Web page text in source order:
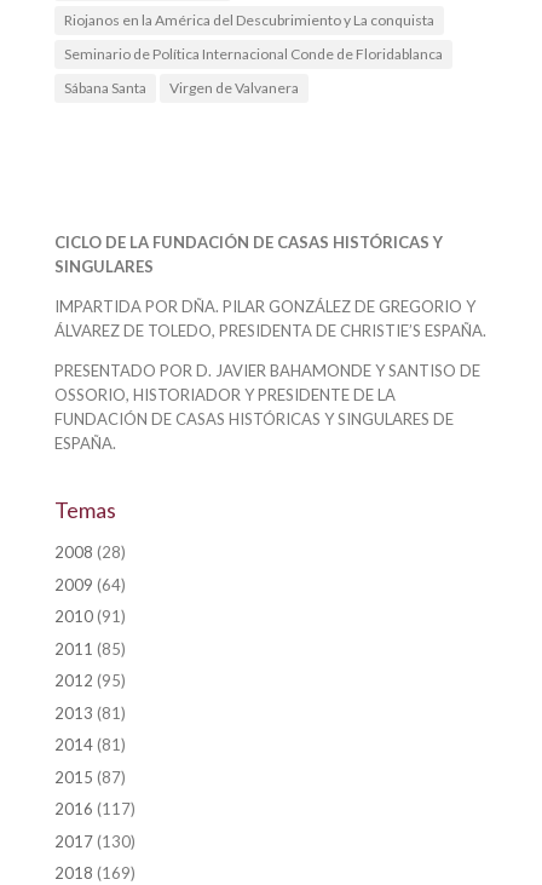
Riojanos en la América del Descubrimiento y La conquista
Seminario de Política Internacional Conde de Floridablanca
Sábana Santa
Virgen de Valvanera
CICLO DE LA FUNDACIÓN DE CASAS HISTÓRICAS Y
SINGULARES
IMPARTIDA POR DÑA. PILAR GONZÁLEZ DE GREGORIO Y
ÁLVAREZ DE TOLEDO, PRESIDENTA DE CHRISTIE’S ESPAÑA.
PRESENTADO POR D. JAVIER BAHAMONDE Y SANTISO DE
OSSORIO, HISTORIADOR Y PRESIDENTE DE LA
FUNDACIÓN DE CASAS HISTÓRICAS Y SINGULARES DE
ESPAÑA.
Temas
2008 (28)
2009 (64)
2010(91)
2011 (85)
2012 (95)
2013 (81)
2014(81)
2015 (87)
2016 (117)
2017(130)
2018 (169)